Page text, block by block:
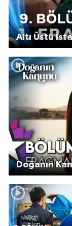
Altı Üstü
Doğanın